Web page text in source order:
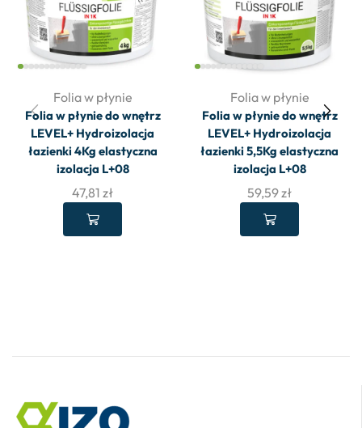
Folia w płynie
Folia w płynie do wnętrz
LEVEL+ Hydroizolacja
łazienki 4Kg elastyczna
izolacja L+08
47,81 zł
Folia w płynie
Folia w płynie do wnętrz
LEVEL+ Hydroizolacja
łazienki 5,5Kg elastyczna
izolacja L+08
59,59zł